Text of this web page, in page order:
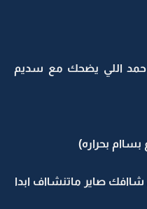
حمد اللي يضحك مع سديم
بحراره)
صاير ماتنشااف ابدا